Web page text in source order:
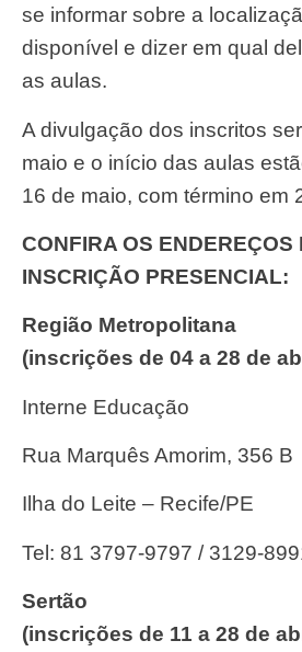
se informar sobre a
disponível e dizer em qual
as aulas.
A divulgação dos inscritos será no dia 11 de
maio e o início das aulas
16 de maio, com término em
CONFIRA OS ENDEREÇOS PARA PRÉ-
INSCRIÇÃO PRESENCIAL:
Região Metropolitana
(inscrições de 04 a 28 de
Interne Educação
Rua Marquês Amorim, 356 B
Ilha do Leite – Recife/PE
Tel: 81 3797-9797 / 3129-
Sertão
(inscrições de 11 a 28 de